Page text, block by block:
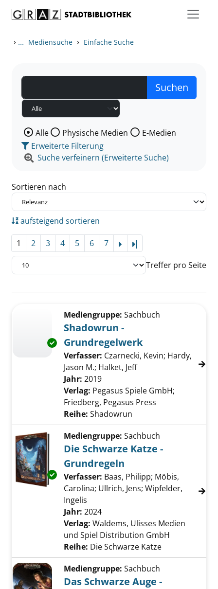
› ... Mediensuche › Einfache Suche
Wählen Sie die Medienart nach der Sie suchen wollen.
Alle Physische Medien
E-Medien
Erweiterte Filterung
Suche verfeinern (Erweiterte Suche)
Sortieren nach
aufsteigend sortieren
1 2 3 4 5 6 7
Treffer pro Seite
Zu den Suchfiltern springen
Exemplar-Details von Shadowrun -
Mediengruppe: Sachbuch
Shadowrun -
Grundregelwerk
Verfasser: Czarnecki, Kevin; Hardy,
Jason M.; Halket, JeffSuche nach diesem
Jahr: 2019
Verlag: Pegasus Spiele GmbH;
Friedberg, Pegasus Press
Reihe: Shadowrun
Exemplar-Details von Die Schwarze Katze -
Mediengruppe: Sachbuch
Die Schwarze Katze -
Grundregeln
Verfasser: Baas, Philipp; Möbis,
Carolina; Ullrich, Jens; Wipfelder,
Ingelis
Jahr: 2024
Verlag: Waldems, Ulisses Medien
und Spiel Distribution GmbH
Reihe: Die Schwarze Katze
Mediengruppe: Sachbuch
Das Schwarze Auge -